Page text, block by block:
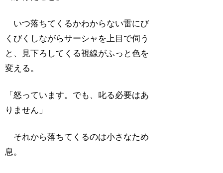
いつ落ちてくるかわからない雷にび
くびくしながらサーシャを上目で伺う
と、見下ろしてくる視線がふっと色を
変える。
「怒っています。でも、叱る必要はあ
りません」
それから落ちてくるのは小さなため
息。